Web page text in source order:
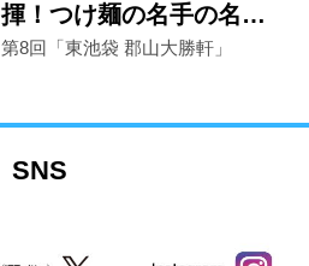
揮！つけ麺の名手の名…
第8回「東池袋 郡山大勝軒」
SNS